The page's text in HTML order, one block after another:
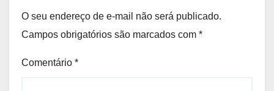
O seu endereço de e-mail não será publicado.
Campos obrigatórios são marcados com *
Comentário *